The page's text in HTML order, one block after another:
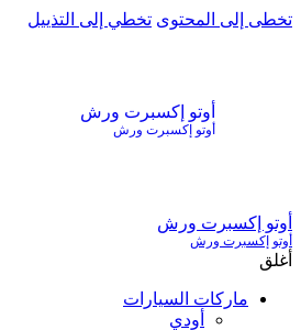
تخطى إلى المحتوى تخطي إلى التذييل
أوتو إكسبرت ورش
أوتو إكسبرت ورش
أوتو إكسبرت ورش
أوتو إكسبرت ورش
أغلق
ماركات السيارات
أودي